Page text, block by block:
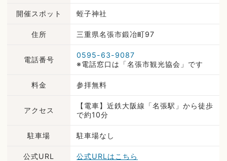
開催スポット 蛭子神社
住所 三重県名張市鍛冶町97
電話番号
0595-63-9087
※電話窓口は「名張市観光協会」です
料金 参拝無料
アクセス
【電車】近鉄大阪線「名張駅」から徒歩
で約10分
駐車場 駐車場なし
公式URL 公式URLはこちら